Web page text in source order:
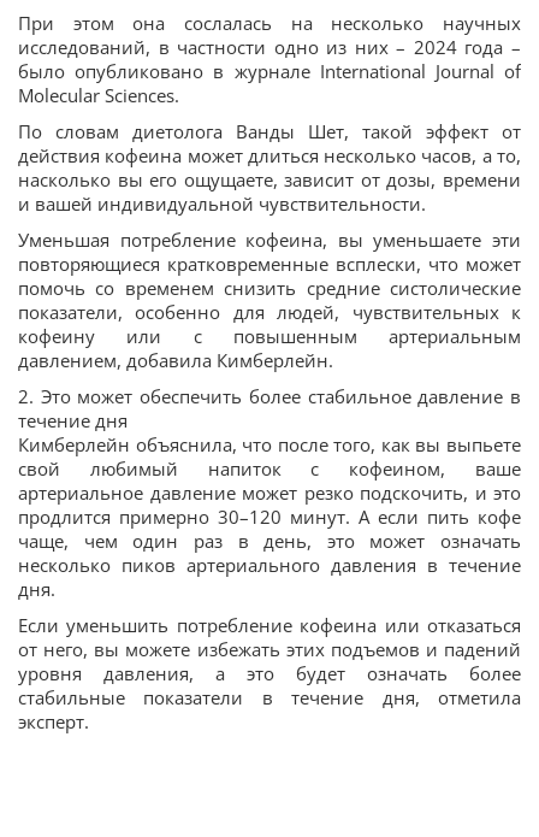
При этом она сослалась на несколько научных
исследований, в частности одно из них – 2024 года –
было опубликовано в журнале International Journal of
Molecular Sciences.
По словам диетолога Ванды Шет, такой эффект от
действия кофеина может длиться несколько часов, а то,
насколько вы его ощущаете, зависит от дозы, времени
и вашей индивидуальной чувствительности.
Уменьшая потребление кофеина, вы уменьшаете эти
повторяющиеся кратковременные всплески, что может
помочь со временем снизить средние систолические
показатели, особенно для людей, чувствительных к
кофеину или с повышенным артериальным
давлением, добавила Кимберлейн.
2. Это может обеспечить более стабильное давление в
течение дня
Кимберлейн объяснила, что после того, как вы выпьете
свой любимый напиток с кофеином, ваше
артериальное давление может резко подскочить, и это
продлится примерно 30–120 минут. А если пить кофе
чаще, чем один раз в день, это может означать
несколько пиков артериального давления в течение
дня.
Если уменьшить потребление кофеина или отказаться
от него, вы можете избежать этих подъемов и падений
уровня давления, а это будет означать более
стабильные показатели в течение дня, отметила
эксперт.